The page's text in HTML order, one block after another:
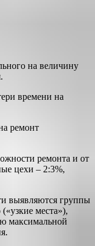
на величину
времени на
ремонт
ремонта и от
цехи – 2:3%,
выявляются группы
места»),
максимальной